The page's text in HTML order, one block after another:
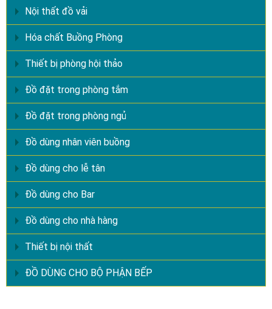
Nội thất đồ vải
Hóa chất Buồng Phòng
Thiết bị phòng hội thảo
Đồ đặt trong phòng tắm
Đồ đặt trong phòng ngủ
Đồ dùng nhân viên buồng
Đồ dùng cho lễ tân
Đồ dùng cho Bar
Đồ dùng cho nhà hàng
Thiết bị nội thất
ĐỒ DÙNG CHO BỘ PHẬN BẾP